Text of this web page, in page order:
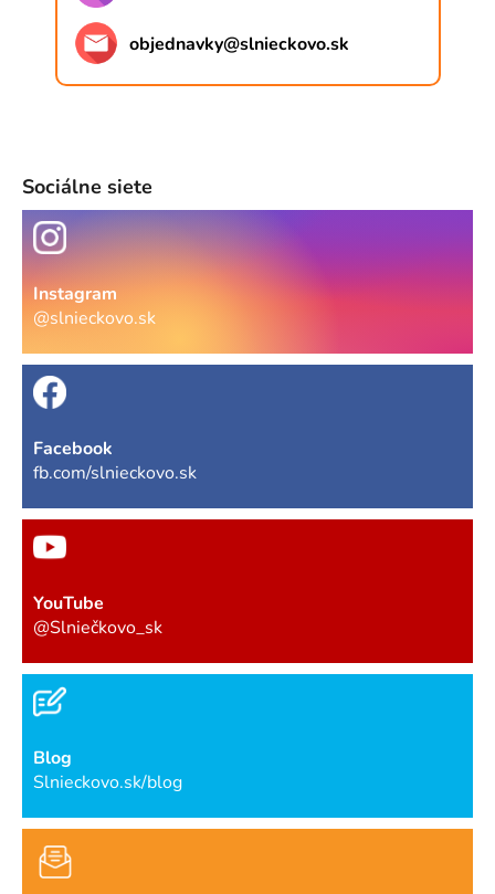
objednavky@slnieckovo.sk
Sociálne siete
Instagram
@slnieckovo.sk
Facebook
fb.com/slnieckovo.sk
YouTube
@Slniečkovo_sk
Blog
Slnieckovo.sk/blog